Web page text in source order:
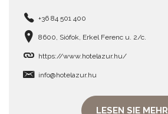
+36 84 501 400
8600, Siófok, Erkel Ferenc u. 2/c.
https://www.hotelazur.hu/
info@hotelazur.hu
LESEN SIE MEHR